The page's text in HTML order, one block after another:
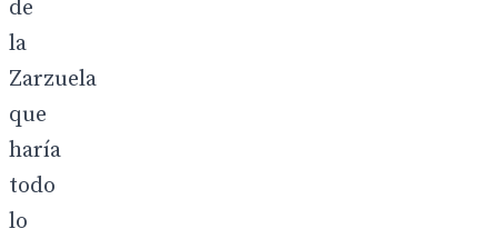
de
la
Zarzuela
que
haría
todo
lo